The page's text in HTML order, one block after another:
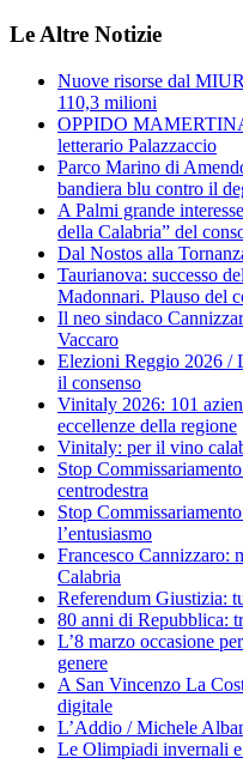
Le Altre Notizie
Nuove risorse dal
110,3 milioni
OPPIDO
letterario Palazzaccio
Parco Marino di
bandiera blu contro il
A Palmi grande
della Calabria” del
Dal Nostos alla
Taurianova: successo
Madonnari. Plauso del
Il neo sindaco
Vaccaro
Elezioni Reggio 2026 /
il consenso
Vinitaly 2026: 101
eccellenze della regione
Vinitaly: per il vino
Stop
centrodestra
Stop
l’entusiasmo
Francesco Cannizzaro:
Calabria
Referendum Giustizia:
80 anni di Repubblica:
L’8 marzo occasione
genere
A San Vincenzo La
digitale
L’Addio / Michele
Le Olimpiadi invernali e